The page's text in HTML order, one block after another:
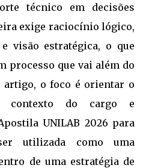
técnico em decisões
exige raciocínio lógico,
visão estratégica, o que
processo que vai além do
artigo, o foco é orientar o
contexto do cargo e
UNILAB 2026 para
utilizada como uma
de uma estratégia de